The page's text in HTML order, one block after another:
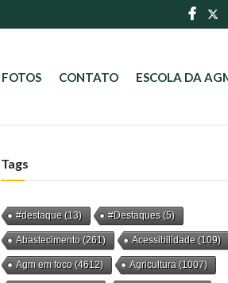
FOTOS CONTATO ESCOLA DA
Tags
#destaque (13) #Destaques(5)
Abastecimento(261) Acessibilidade (109)
Agm em foco(4612) Agricultura (1007)